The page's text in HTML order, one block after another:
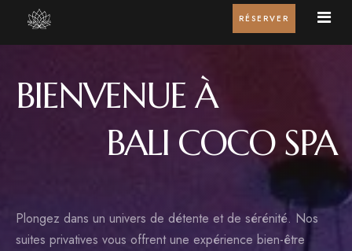
Accueil
Contacts
RÉSERVER
BIENVENUE À
BALI COCO SPA
Plongez dans un univers de détente et de sérénité. Nos
suites privatives vous offrent une expérience bien-être